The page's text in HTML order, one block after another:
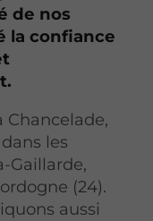
de nos
la confiance
Chancelade,
les
Gaillarde,
(24).
aussi